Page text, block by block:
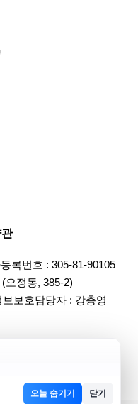
록번호 : 305-81-90105
오정동, 385-2)
보호담당자 : 강충영
오늘 숨기기 닫기